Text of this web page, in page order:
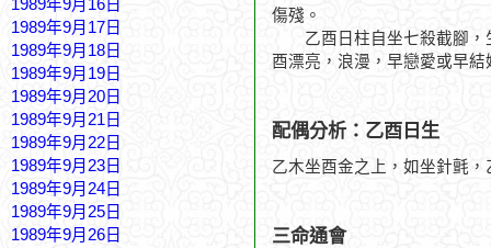
1989年9月16日
1989年9月17日
1989年9月18日
1989年9月19日
1989年9月20日
1989年9月21日
1989年9月22日
1989年9月23日
1989年9月24日
1989年9月25日
1989年9月26日
傷殘。
乙酉日柱自坐七殺截腳，
酉漂亮，浪漫，早戀愛或早
配偶分析：乙酉日生
乙木坐酉金之上，如坐針氈
三命通會